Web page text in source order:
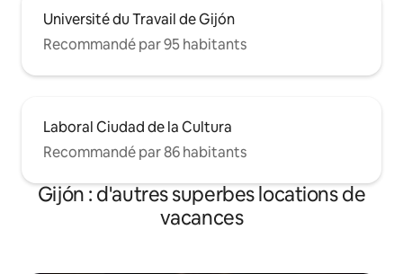
Université du Travail de Gijón
Recommandé par 95 habitants
Laboral Ciudad de la Cultura
Recommandé par 86 habitants
Gijón : d'autres superbes locations de
vacances